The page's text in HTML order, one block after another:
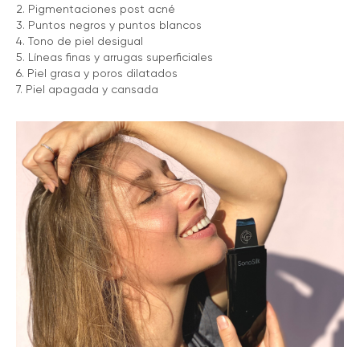
2. Pigmentaciones post acné
3. Puntos negros y puntos blancos
4. Tono de piel desigual
5. Líneas finas y arrugas superficiales
6. Piel grasa y poros dilatados
7. Piel apagada y cansada